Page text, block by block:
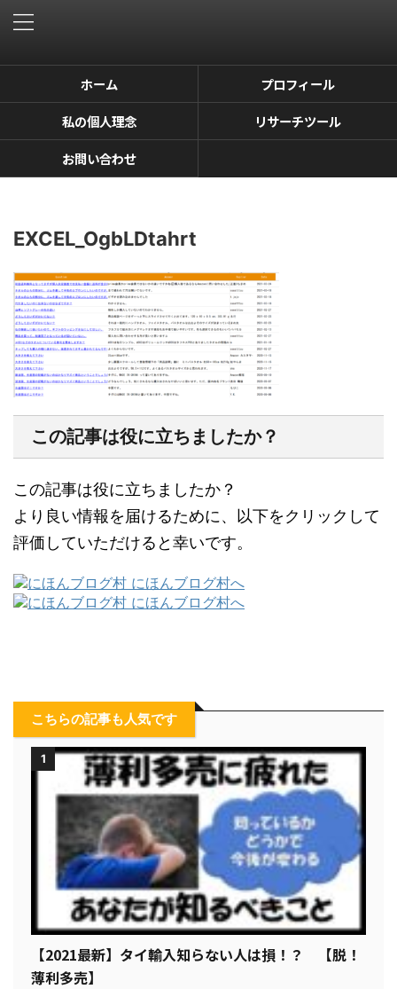
ホーム
プロフィール
私の個人理念
リサーチツール
お問い合わせ
EXCEL_OgbLDtahrt
この記事は役に立ちましたか？
この記事は役に立ちましたか？
より良い情報を届けるために、以下をクリックして
評価していただけると幸いです。
こちらの記事も人気です
1
【2021最新】タイ輸入知らない人は損！？ 【脱！
薄利多売】